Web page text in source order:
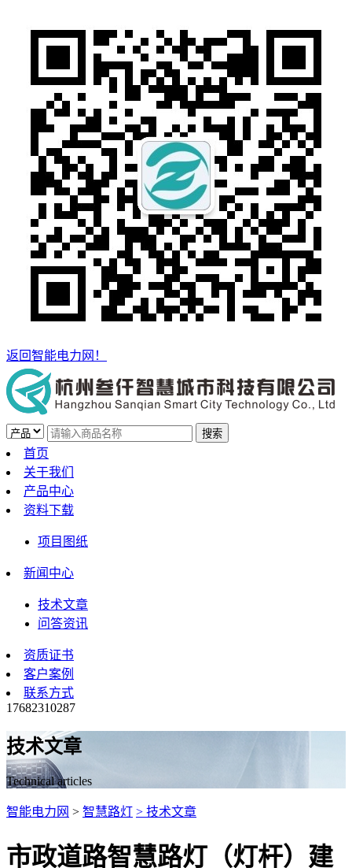
返回智能电力网！
首页
关于我们
产品中心
资料下载
项目图纸
新闻中心
技术文章
问答资讯
资质证书
客户案例
联系方式
17682310287
技术文章
Technical articles
智能电力网 > 智慧路灯 > 技术文章
市政道路智慧路灯（灯杆）建